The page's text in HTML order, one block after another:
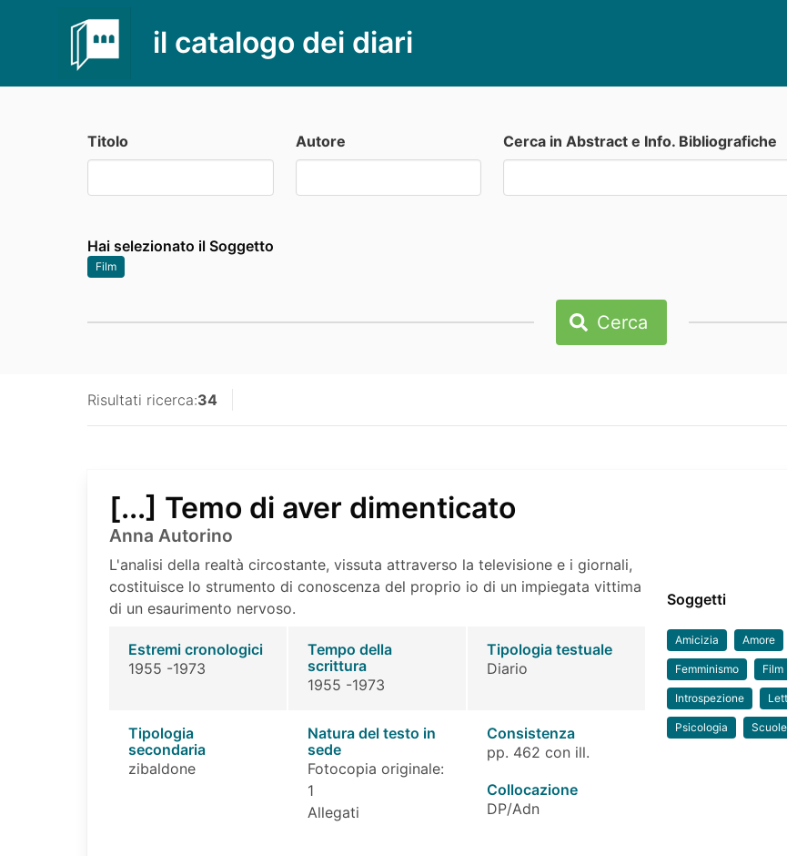
il catalogo dei diari
Titolo Autore Cerca in Abstract e Info. Bibliografiche
Hai selezionato il Soggetto
Film
Cerca
Risultati ricerca:34
[...] Temo di aver dimenticato
Anna Autorino
L'analisi della realtà circostante, vissuta attraverso la televisione e i giornali,
costituisce lo strumento di conoscenza del proprio io di un impiegata vittima
di un esaurimento nervoso.
Estremi cronologici
1955 -1973
Tempo della
scrittura
1955 -1973
Tipologia testuale
Diario
Tipologia
secondaria
zibaldone
Natura del testo in
sede
Fotocopia originale:
1
Allegati
Consistenza
pp. 462 con ill.
Collocazione
DP/Adn
Soggetti
Amicizia Amore
Femminismo Film
Introspezione
Psicologia Scuole